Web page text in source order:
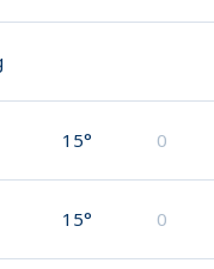
15° 0
15° 0